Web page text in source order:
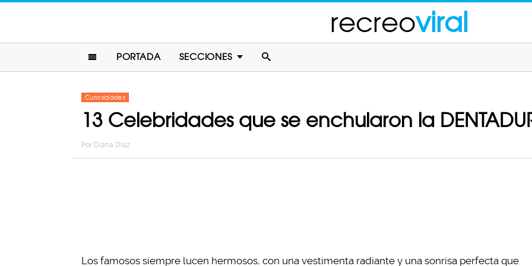
recreoviral
PORTADA SECCIONES
Curiosidades
13 Celebridades que se enchularon la
Por Diana Diaz
Los famosos siempre lucen hermosos, con una vestimenta radiante y una sonrisa perfecta que